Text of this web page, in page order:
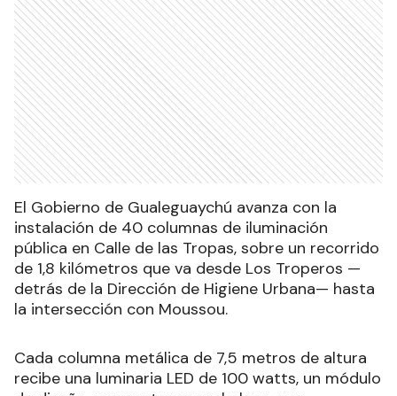
El Gobierno de Gualeguaychú avanza con la
instalación de 40 columnas de iluminación
pública en Calle de las Tropas, sobre un recorrido
de 1,8 kilómetros que va desde Los Troperos —
detrás de la Dirección de Higiene Urbana— hasta
la intersección con Moussou.
Cada columna metálica de 7,5 metros de altura
recibe una luminaria LED de 100 watts, un módulo